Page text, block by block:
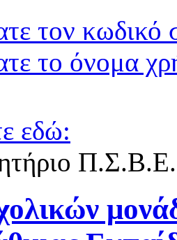
τον κωδικό
το όνομα
εδώ:
Π.Σ.Β.Ε.